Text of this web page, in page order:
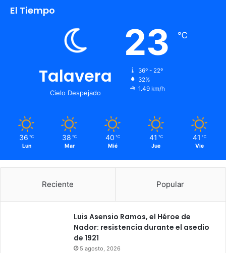
El Tiempo
Talavera
Cielo Despejado
23 ℃
36º - 22º
32%
1.49 km/h
36 ℃
Lun
38 ℃
Mar
40 ℃
Mié
41 ℃
Jue
41 ℃
Vie
Reciente Popular
Luis Asensio Ramos, el Héroe de
Nador: resistencia durante el asedio
de 1921
5 agosto, 2026